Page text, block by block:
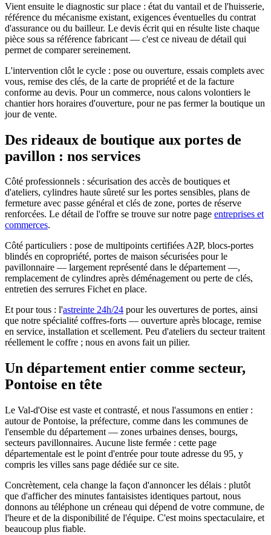
Vient ensuite le diagnostic sur place : état du vantail et de l'huisserie,
référence du mécanisme existant, exigences éventuelles du contrat
d'assurance ou du bailleur. Le devis écrit qui en résulte liste chaque
pièce sous sa référence fabricant — c'est ce niveau de détail qui
permet de comparer sereinement.
L'intervention clôt le cycle : pose ou ouverture, essais complets avec
vous, remise des clés, de la carte de propriété et de la facture
conforme au devis. Pour un commerce, nous calons volontiers le
chantier hors horaires d'ouverture, pour ne pas fermer la boutique un
jour de vente.
Des rideaux de boutique aux portes de
pavillon : nos services
Côté professionnels : sécurisation des accès de boutiques et
d'ateliers, cylindres haute sûreté sur les portes sensibles, plans de
fermeture avec passe général et clés de zone, portes de réserve
renforcées. Le détail de l'offre se trouve sur notre page entreprises et
commerces.
Côté particuliers : pose de multipoints certifiées A2P, blocs-portes
blindés en copropriété, portes de maison sécurisées pour le
pavillonnaire — largement représenté dans le département —,
remplacement de cylindres après déménagement ou perte de clés,
entretien des serrures Fichet en place.
Et pour tous : l'astreinte 24h/24 pour les ouvertures de portes, ainsi
que notre spécialité coffres-forts — ouverture après blocage, remise
en service, installation et scellement. Peu d'ateliers du secteur traitent
réellement le coffre ; nous en avons fait un pilier.
Un département entier comme secteur,
Pontoise en tête
Le Val-d'Oise est vaste et contrasté, et nous l'assumons en entier :
autour de Pontoise, la préfecture, comme dans les communes de
l'ensemble du département — zones urbaines denses, bourgs,
secteurs pavillonnaires. Aucune liste fermée : cette page
départementale est le point d'entrée pour toute adresse du 95, y
compris les villes sans page dédiée sur ce site.
Concrètement, cela change la façon d'annoncer les délais : plutôt
que d'afficher des minutes fantaisistes identiques partout, nous
donnons au téléphone un créneau qui dépend de votre commune, de
l'heure et de la disponibilité de l'équipe. C'est moins spectaculaire, et
beaucoup plus fiable.